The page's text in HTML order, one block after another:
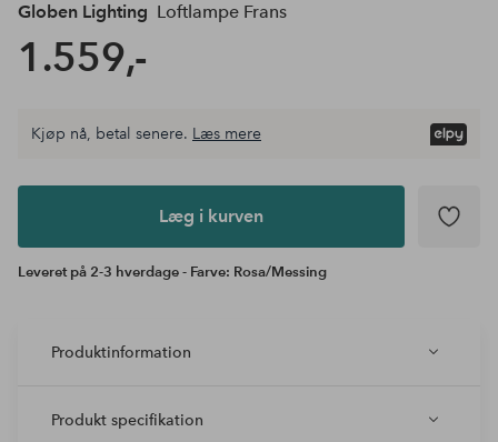
Globen Lighting Loftlampe Frans
1.559,-
Læg i
Kjøp nå, betal senere. Læs mere
Læg i kurven
Leveret på 2-3 hverdage - Farve: Rosa/Messing
Produktinformation
Produkt specifikation